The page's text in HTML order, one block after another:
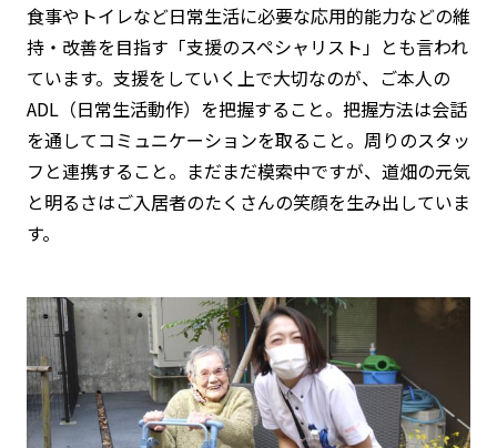
食事やトイレなど日常生活に必要な応用的能力などの維
持・改善を目指す「支援のスペシャリスト」とも言われ
ています。支援をしていく上で大切なのが、ご本人の
ADL（日常生活動作）を把握すること。把握方法は会話
を通してコミュニケーションを取ること。周りのスタッ
フと連携すること。まだまだ模索中ですが、道畑の元気
と明るさはご入居者のたくさんの笑顔を生み出していま
す。